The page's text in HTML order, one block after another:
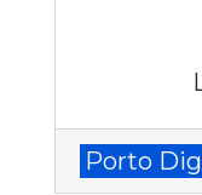
2026-
06-
Porto